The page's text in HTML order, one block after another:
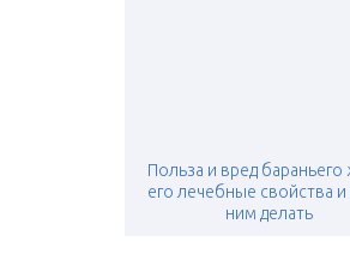
Польза и вред бараньего
его лечебные свойства и
ним делать